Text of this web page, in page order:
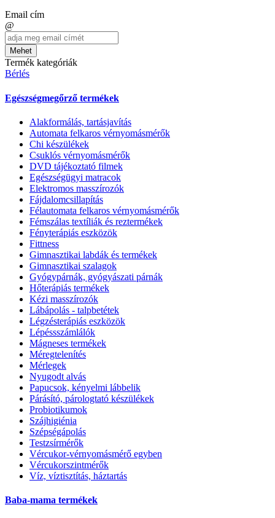
Email cím
@
Mehet
Termék kategóriák
Bérlés
Egészségmegőrző termékek
Alakformálás, tartásjavítás
Automata felkaros vérnyomásmérők
Chi készülékek
Csuklós vérnyomásmérők
DVD tájékoztató filmek
Egészségügyi matracok
Elektromos masszírozók
Fájdalomcsillapítás
Félautomata felkaros vérnyomásmérők
Fémszálas textíliák és reztermékek
Fényterápiás eszközök
Fittness
Gimnasztikai labdák és termékek
Gimnasztikai szalagok
Gyógypárnák, gyógyászati párnák
Hőterápiás termékek
Kézi masszírozók
Lábápolás - talpbetétek
Légzésterápiás eszközök
Lépéssszámlálók
Mágneses termékek
Méregtelenítés
Mérlegek
Nyugodt alvás
Papucsok, kényelmi lábbelik
Párásító, párologtató készülékek
Probiotikumok
Szájhigiénia
Szépségápolás
Testzsírmérők
Vércukor-vérnyomásmérő egyben
Vércukorszintmérők
Víz, víztisztítás, háztartás
Baba-mama termékek